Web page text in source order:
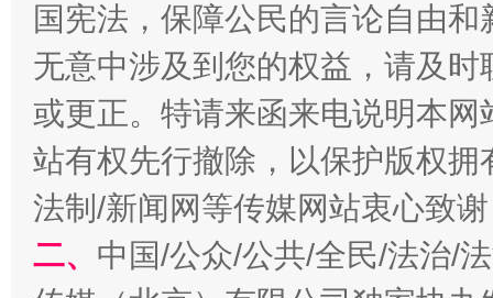
揭开“小金库”的免责幌子
国宪法，保障公民的言论自由
无意中涉及到您的权益，请及
或更正。特请来函来电说明本
站有权先行撤除，以保护版权
法制/新闻网等传媒网站衷心致
二、 中国/公众/公共/全民/法治/